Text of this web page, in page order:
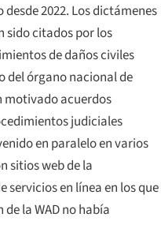
2022. Los dictámenes
sido citados por los
de daños civiles
del órgano nacional de
motivado acuerdos
judiciales
en paralelo en varios
sitios web de la
en línea en los que
la WAD no había